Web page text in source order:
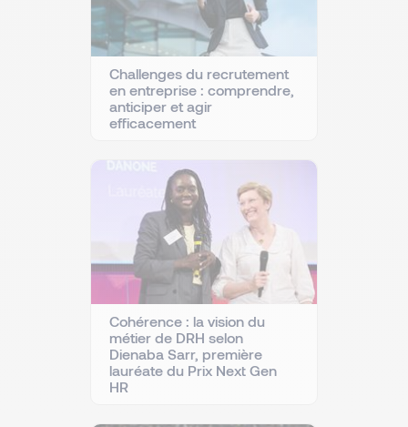
Challenges du recrutement
en entreprise : comprendre,
anticiper et agir
efficacement
Cohérence : la vision du
métier de DRH selon
Dienaba Sarr, première
lauréate du Prix Next Gen
HR